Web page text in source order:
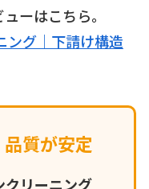
ーはこちら。
ング｜下請け構造
質が安定
クリーニング